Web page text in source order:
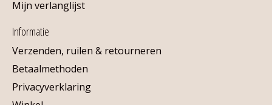
Mijn verlanglijst
Informatie
Verzenden, ruilen & retourneren
Betaalmethoden
Privacyverklaring